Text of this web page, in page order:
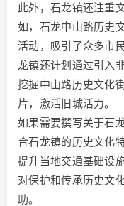
此外，石龙镇还注重
如，石龙中山路历史
活动，吸引了众多市
龙镇还计划通过引入
挖掘中山路历史文化
片，激活旧城活力。
如果需要撰写关于石
合石龙镇的历史文化
提升当地交通基础设
对保护和传承历史文
助。